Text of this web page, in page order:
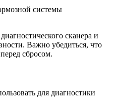
системы
сканера и
Важно убедиться, что
сбросом.
для диагностики